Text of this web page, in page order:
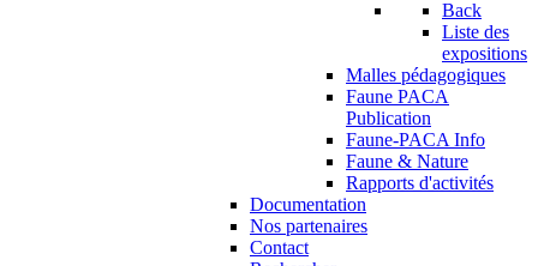
Back
Liste des
expositions
Malles pédagogiques
Faune PACA
Publication
Faune-PACA Info
Faune & Nature
Rapports d'activités
Documentation
Nos partenaires
Contact